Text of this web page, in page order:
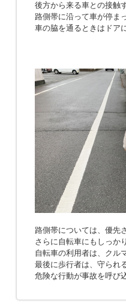
後方から来る車との接触
路側帯に沿って車が停ま
車の脇を通るときはドア
路側帯については、優先
さらに自転車にもしっか
自転車の利用者は、クル
最後に歩行者は、守られ
危険な行動が事故を呼び